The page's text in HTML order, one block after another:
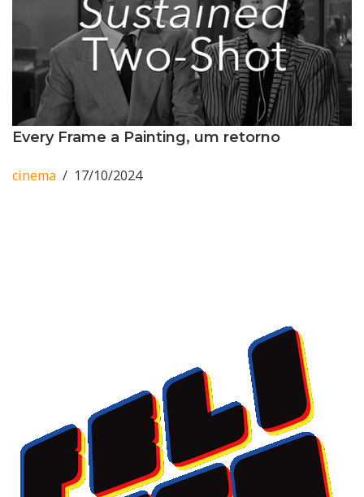
Every Frame a Painting, um retorno
cinema 17/10/2024